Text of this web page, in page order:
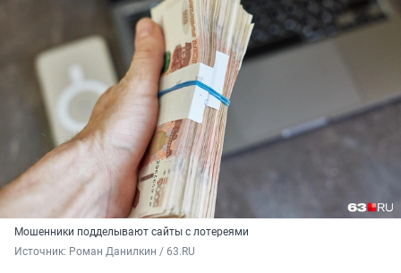
Мошенники подделывают сайты с лотереями
Источник: Роман Данилкин / 63.RU